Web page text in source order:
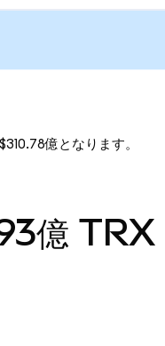
億となります。
億 TRX